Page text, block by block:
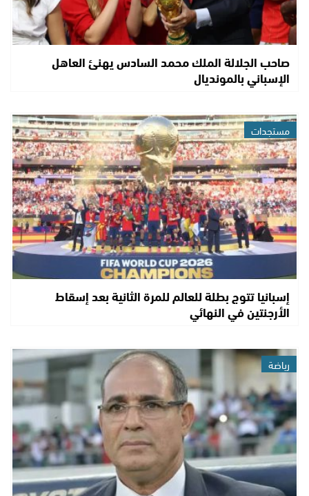
صاحب الجلالة الملك محمد السادس يهنئ العاهل
الإسباني بالمونديال
مستجدات
إسبانيا تتوج بطلة للعالم للمرة الثانية بعد إسقاط
الأرجنتين في النهائي
رياضة